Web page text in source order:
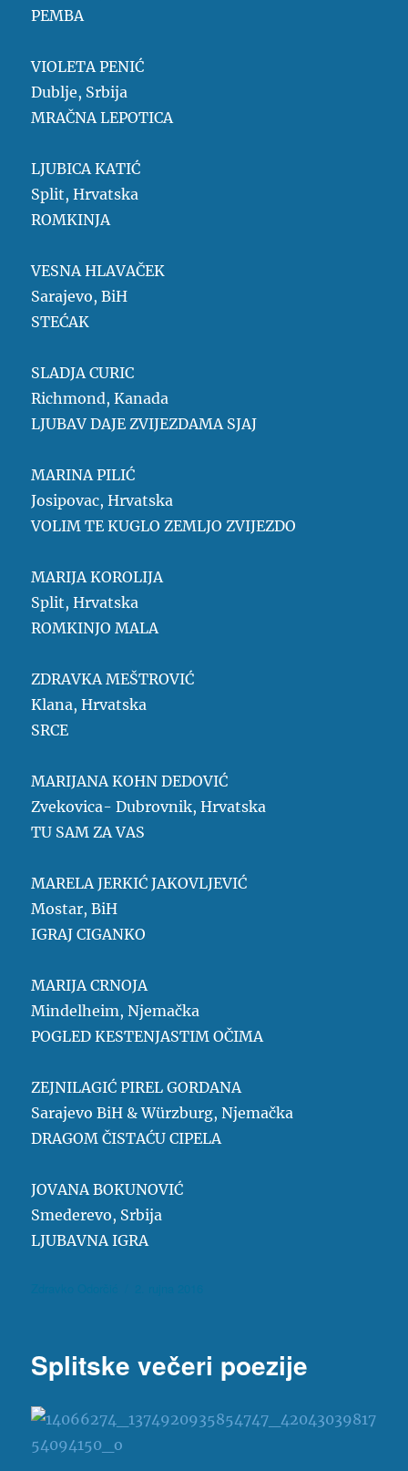
PEMBA
VIOLETA PENIĆ
Dublje, Srbija
MRAČNA LEPOTICA
LJUBICA KATIĆ
Split, Hrvatska
ROMKINJA
VESNA HLAVAČEK
Sarajevo, BiH
STEĆAK
SLADJA CURIC
Richmond, Kanada
LJUBAV DAJE ZVIJEZDAMA SJAJ
MARINA PILIĆ
Josipovac, Hrvatska
VOLIM TE KUGLO ZEMLJO ZVIJEZDO
MARIJA KOROLIJA
Split, Hrvatska
ROMKINJO MALA
ZDRAVKA MEŠTROVIĆ
Klana, Hrvatska
SRCE
MARIJANA KOHN DEDOVIĆ
Zvekovica- Dubrovnik, Hrvatska
TU SAM ZA VAS
MARELA JERKIĆ JAKOVLJEVIĆ
Mostar, BiH
IGRAJ CIGANKO
MARIJA CRNOJA
Mindelheim, Njemačka
POGLED KESTENJASTIM OČIMA
ZEJNILAGIĆ PIREL GORDANA
Sarajevo BiH & Würzburg, Njemačka
DRAGOM ČISTAĆU CIPELA
JOVANA BOKUNOVIĆ
Smederevo, Srbija
LJUBAVNA IGRA
Splitske večeri poezije